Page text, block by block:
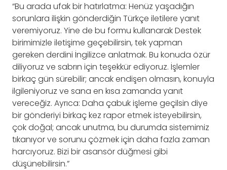
“Bu arada ufak bir hatırlatma: Henüz yaşadığın
sorunlara ilişkin gönderdiğin Türkçe iletilere yanıt
veremiyoruz. Yine de bu formu kullanarak Destek
birimimizle iletişime geçebilirsin, tek yapman
gereken derdini İngilizce anlatmak. Bu konuda özür
diliyoruz ve sabrın için teşekkür ediyoruz. İşlemler
birkaç gün sürebilir; ancak endişen olmasın, konuyla
ilgileniyoruz ve sana en kısa zamanda yanıt
vereceğiz. Ayrıca: Daha çabuk işleme geçilsin diye
bir gönderiyi birkaç kez rapor etmek isteyebilirsin,
çok doğal; ancak unutma, bu durumda sistemimiz
tıkanıyor ve sorunu çözmek için daha fazla zaman
harcıyoruz. Bizi bir asansör düğmesi gibi
düşünebilirsin.”